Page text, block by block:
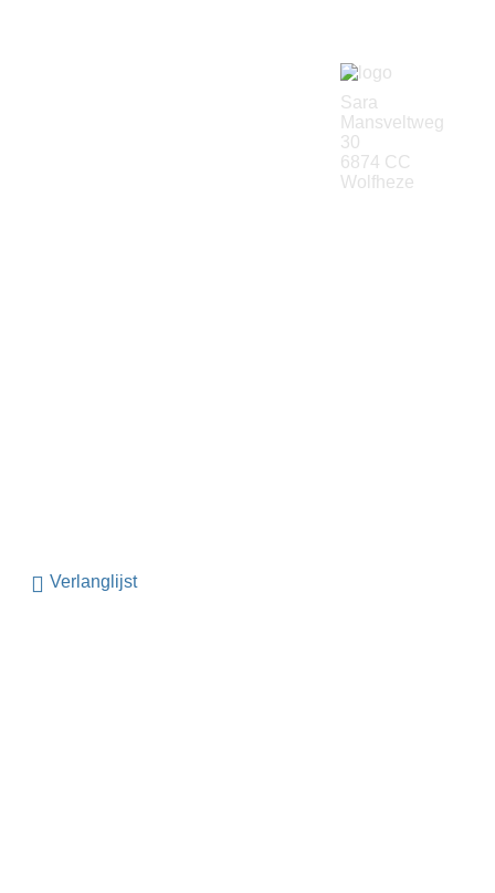
Sara
Mansveltweg
30
6874 CC
Wolfheze